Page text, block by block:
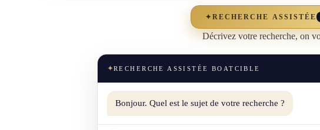
✦RECHERCHE ASSISTÉE
Décrivez votre recherche, on
✦RECHERCHE ASSISTÉE BOATCIBLE
Bonjour. Quel est le sujet de votre recherche ?